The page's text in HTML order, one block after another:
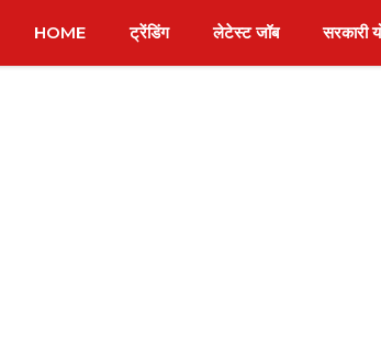
HOME ट्रेंडिंग लेटेस्ट जॉब सरकारी